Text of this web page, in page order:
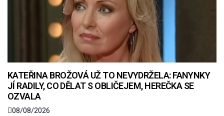
KATEŘINA BROŽOVÁ UŽ TO NEVYDRŽELA: FANYNKY
JÍ RADILY, CO DĚLAT S OBLIČEJEM, HEREČKA SE
OZVALA
08/08/2026